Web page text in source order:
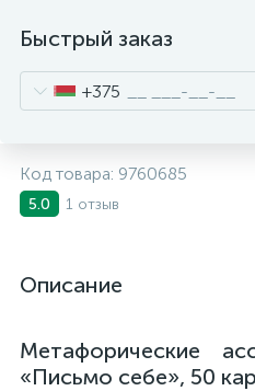
Быстрый заказ
+375
Код товара: 9760685
5.0 1 отзыв
Описание
Метафорические
«Письмо себе», 50